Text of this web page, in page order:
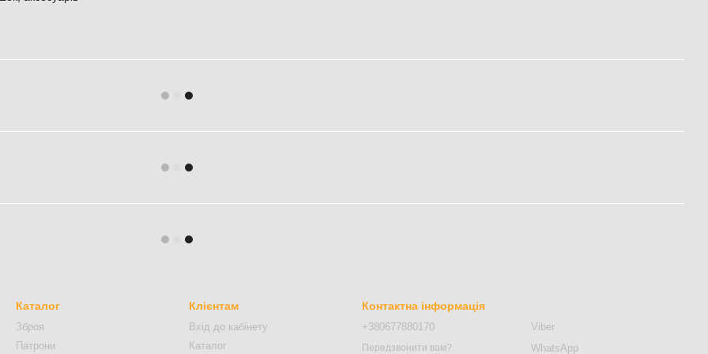
Каталог
Зброя
Патрони
Клієнтам
Вхід до кабінету
Каталог
Контактна інформація
+380677880170
Передзвонити вам?
Viber
WhatsApp